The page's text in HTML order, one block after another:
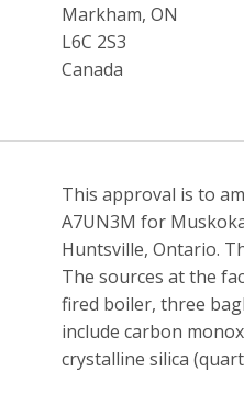
Markham, ON
L6C 2S3
Canada
This approval is to
A7UN3M for
Huntsville, Ontario.
The sources at the
fired boiler, three
include carbon
crystalline silica